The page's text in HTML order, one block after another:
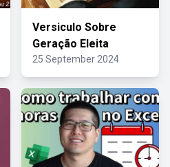
Versiculo Sobre
Geração Eleita
25 September 2024